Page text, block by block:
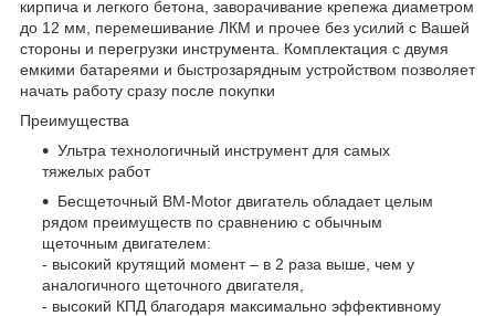
кирпича и легкого бетона, заворачивание крепежа диаметром
до 12 мм, перемешивание ЛКМ и прочее без усилий с Вашей
стороны и перегрузки инструмента. Комплектация с двумя
емкими батареями и быстрозарядным устройством позволяет
начать работу сразу после покупки
Преимущества
Ультра технологичный инструмент для самых
тяжелых работ
Бесщеточный BM-Motor двигатель обладает целым
рядом преимуществ по сравнению с обычным
щеточным двигателем:
- высокий крутящий момент – в 2 раза выше, чем у
аналогичного щеточного двигателя,
- высокий КПД благодаря максимально эффективному